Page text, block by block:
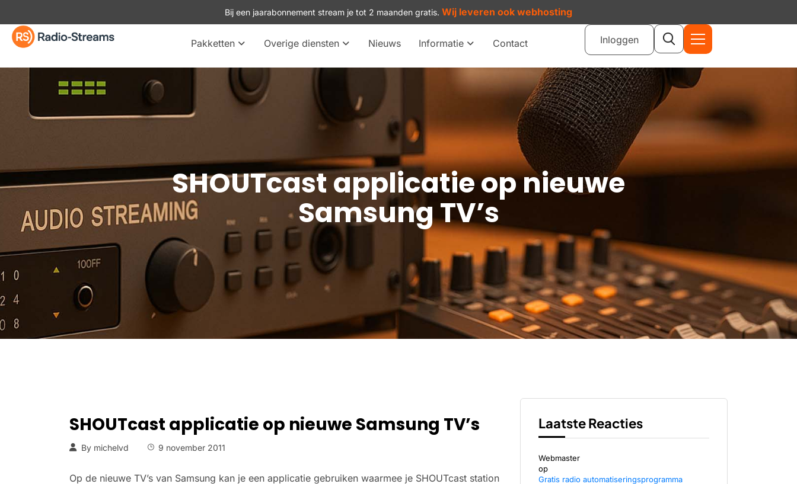
Bij een jaarabonnement stream je tot 2 maanden gratis. Wij leveren ook webhosting
Pakketten Overige diensten Nieuws Informatie Contact Inloggen
SHOUTcast applicatie op nieuwe
Samsung TV’s
SHOUTcast applicatie op nieuwe Samsung TV’s
By michelvd 9 november 2011
Op de nieuwe TV’s van Samsung kan je een applicatie gebruiken waarmee je SHOUTcast station
Laatste Reacties
Webmaster
op
Gratis radio automatiseringsprogramma